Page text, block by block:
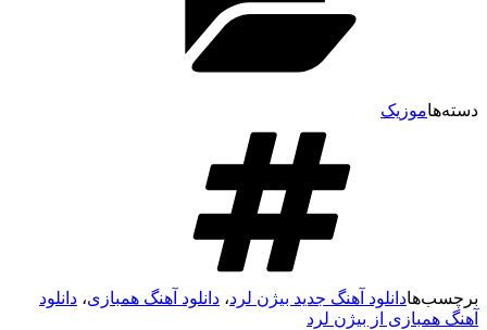
موزیک
دانلود آهنگ جدید بیژن لرد ،دانلود آهنگ همبازی،دانلود
همبازی از بیژن لرد